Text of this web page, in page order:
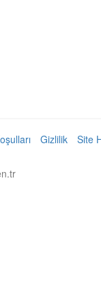
Gizlilik Site